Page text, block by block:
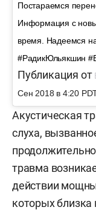
Постараемся
Информация с
время. Надеемся
#РадикЮльякшин
Публикация от
Сен 2018 в 4:20
Акустическая
слуха,
травма
действии
которых близка